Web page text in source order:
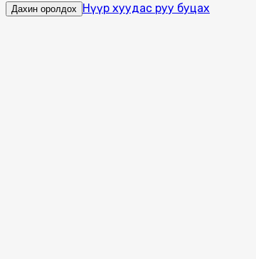
Дахин оролдох Нүүр хуудас руу буцах